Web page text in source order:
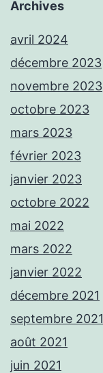
Archives
avril 2024
décembre 2023
novembre 2023
octobre 2023
mars 2023
février 2023
janvier 2023
octobre 2022
mai 2022
mars 2022
janvier 2022
décembre 2021
septembre 2021
août 2021
juin 2021